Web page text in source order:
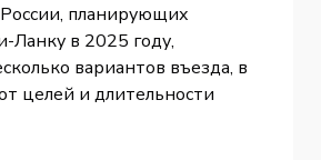
планирующих
Ланку в 2025 году,
вариантов въезда, в
целей и длительности